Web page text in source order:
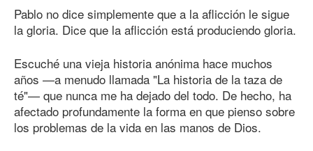
Pablo no dice simplemente que a la aflicción le sigue
la gloria. Dice que la aflicción está produciendo gloria.
Escuché una vieja historia anónima hace muchos
años —a menudo llamada "La historia de la taza de
té"— que nunca me ha dejado del todo. De hecho, ha
afectado profundamente la forma en que pienso sobre
los problemas de la vida en las manos de Dios.